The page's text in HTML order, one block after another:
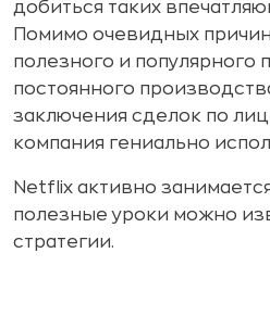
добиться таких
Помимо очевидных
полезного и популярного
постоянного
заключения сделок по
компания гениально
Netflix активно
полезные уроки можно
стратегии.